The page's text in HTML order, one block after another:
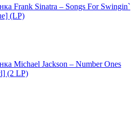
Frank Sinatra – Songs For Swingin`
(LP)
Michael Jackson – Number Ones
(2 LP)